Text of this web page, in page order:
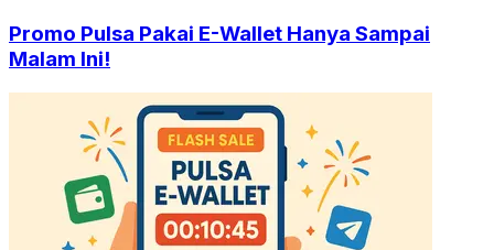
Promo Pulsa Pakai E-Wallet Hanya Sampai
Malam Ini!